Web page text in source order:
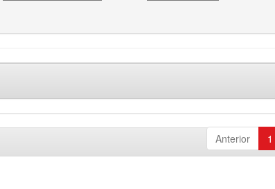
Anterior 1